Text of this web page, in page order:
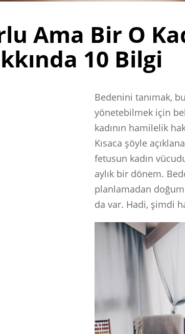
Ama Bir O
10 Bilgi
Bedenini tanımak,
yönetebilmek için
kadının hamilelik
Kısaca şöyle
fetusun kadın
aylık bir dönem.
planlamadan
da var. Hadi, şimdi